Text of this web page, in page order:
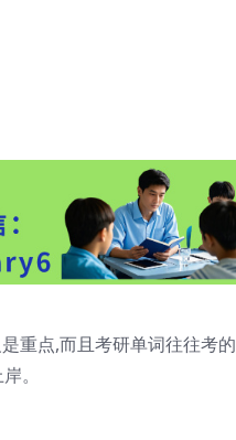
重点,而且考研单词往往考的
。